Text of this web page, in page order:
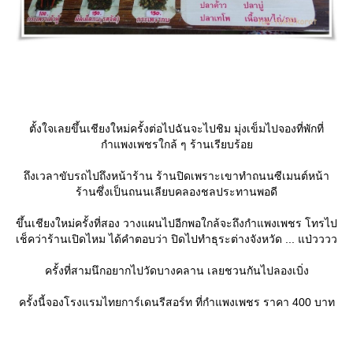
ตั้งใจเลยขึ้นเชียงใหม่ครั้งต่อไปฉันจะไปชิม มุ่งเข็มไปจองที่พักที่
กำแพงเพชรใกล้ ๆ ร้านเรียบร้อ
ถึงเวลาขับรถไปถึงหน้าร้าน ร้านปิดเพราะเขาทำถนนซีเมนต์หน้า
ร้านซึ่งเป็นถนนเลียบคลองชลประทานพอดี
ขึ้นเชียงใหม่ครั้งที่สอง วางแผนไปอีกพอใกล้จะถึงกำแพงเพชร โทรไป
เช็คว่าร้านเปิดไหม ได้คำตอบว่า ปิดไปทำธุระต่างจังหวัด ... แป่วววว
ครั้งที่สามนึกอยากไปวัดบางคลาน เลยชวนกันไปลองเบิ่ง
ครั้งนี้จองโรงแรมไทยการ์เดนรีสอร์ท ที่กำแพงเพชร ราคา 400 บาท